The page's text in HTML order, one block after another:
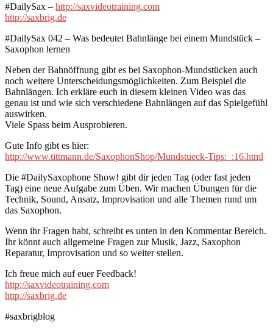
#DailySax – http://saxvideotraining.com
http://saxbrig.de
#DailySax 042 – Was bedeutet Bahnlänge bei einem Mundstück –
Saxophon lernen
Neben der Bahnöffnung gibt es bei Saxophon-Mundstücken auch
noch weitere Unterscheidungsmöglichkeiten. Zum Beispiel die
Bahnlängen. Ich erkläre euch in diesem kleinen Video was das
genau ist und wie sich verschiedene Bahnlängen auf das Spielgefühl
auswirken.
Viele Spass beim Ausprobieren.
Gute Info gibt es hier:
http://www.tittmann.de/SaxophonShop/Mundstueck-Tips:_:16.html
Die #DailySaxophone Show! gibt dir jeden Tag (oder fast jeden
Tag) eine neue Aufgabe zum Üben. Wir machen Übungen für die
Technik, Sound, Ansatz, Improvisation und alle Themen rund um
das Saxophon.
Wenn ihr Fragen habt, schreibt es unten in den Kommentar Bereich.
Ihr könnt auch allgemeine Fragen zur Musik, Jazz, Saxophon
Reparatur, Improvisation und so weiter stellen.
Ich freue mich auf euer Feedback!
http://saxvideotraining.com
http://saxbrig.de
#saxbrigblog